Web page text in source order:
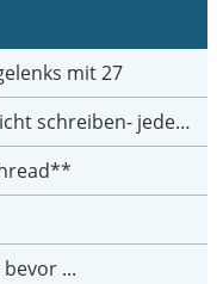
mit 27
jeder einen Satz
...